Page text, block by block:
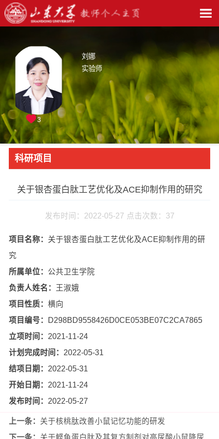
刘娜
实验师
3
科研项目
关于银杏蛋白肽工艺优化及ACE抑制作用的研究
发布时间：2022-05-27 点击次数： 37
项目名称： 关于银杏蛋白肽工艺优化及ACE抑制作用的研
究
所属单位： 公共卫生学院
负责人姓名：
王淑娥
项目性质： 横向
项目编号：
D298BD9558426D0CE053BE07C2CA7865
立项时间： 2021-11-24
计划完成时间： 2022-05-31
结项日期： 2022-05-31
开始日期： 2021-11-24
发布时间： 2022-05-27
上一条： 关于核桃肽改善小鼠记忆功能的研发